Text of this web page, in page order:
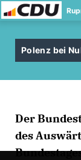
Polenz bei
Der
des